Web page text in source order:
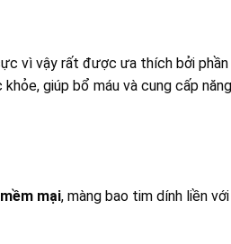
vì vậy rất được ưa thích bởi
giúp bổ máu và cung cấp
mềm mại, màng bao tim dính liền